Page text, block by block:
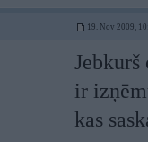
19. Nov 2009,
ir
kas